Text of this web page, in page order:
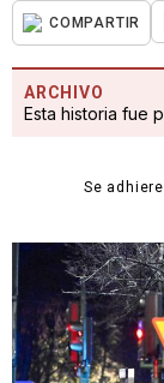
COMPARTIR
ARCHIVO
Esta historia fue
Se